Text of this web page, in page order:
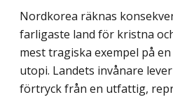
Nordkorea räknas
farligaste land för kristna
mest tragiska exempel på
utopi. Landets invånare
förtryck från en utfattig,